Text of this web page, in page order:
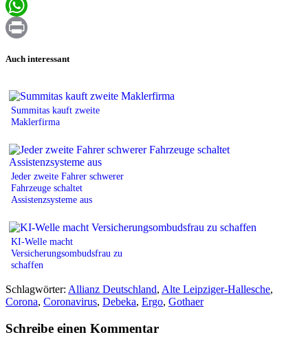
Email
WhatsApp
Auch interessant
Summitas kauft zweite
Maklerfirma
Jeder zweite Fahrer schwerer
Fahrzeuge schaltet
Assistenzsysteme aus
KI-Welle macht
Versicherungsombudsfrau zu
schaffen
Schlagwörter: Allianz Deutschland, Alte Leipziger-Hallesche,
Corona, Coronavirus, Debeka, Ergo, Gothaer
Schreibe einen Kommentar